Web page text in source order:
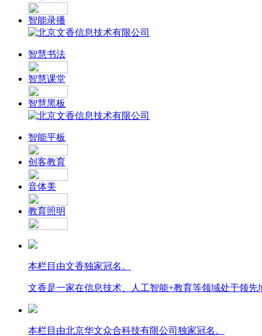
智能录播
智慧书法
智慧课堂
智慧黑板
智能平板
创客教育
音体美
教育照明
本栏目由文香独家冠名。
文香是一家在信息技术、人工智能+教育等领域处于领
本栏目由北京华文众合科技有限公司独家冠名。